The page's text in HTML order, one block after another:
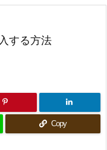
前へ
する方法
Copy